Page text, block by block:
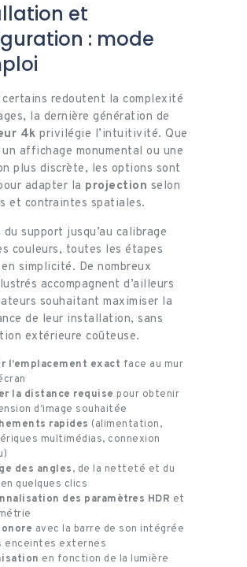
et
: mode
certains redoutent la complexité
la dernière génération de
4k privilégie l’intuitivité. Que
un affichage monumental ou une
plus discrète, les options sont
adapter la projection selon
et contraintes spatiales.
du support jusqu’au calibrage
couleurs, toutes les étapes
simplicité. De nombreux
accompagnent d’ailleurs
souhaitant maximiser la
de leur installation, sans
extérieure coûteuse.
l’emplacement exact face au mur
la distance requise pour obtenir
d’image souhaitée
rapides (alimentation,
multimédias, connexion
des angles, de la netteté et du
quelques clics
des paramètres HDR et
avec la barre de son intégrée
enceintes externes
en fonction de la lumière